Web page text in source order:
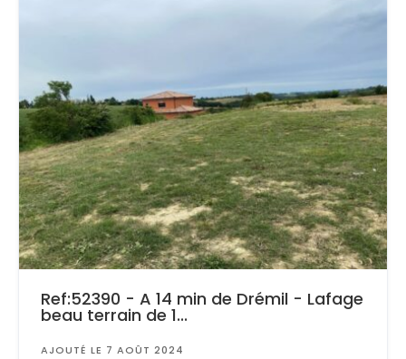
Ref:52390 - A 14 min de Drémil - Lafage
beau terrain de 1...
AJOUTÉ LE 7 AOÛT 2024